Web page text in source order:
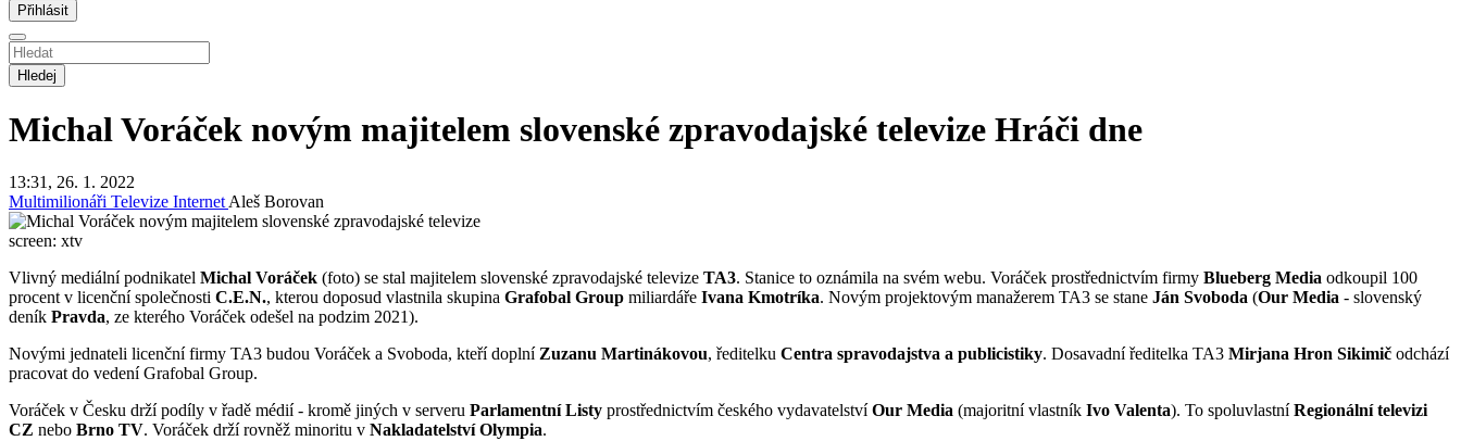
Hledej
Michal Voráček novým majitelem slovenské zpravodajské televize Hráči dne
13:31, 26. 1. 2022
Multimilionáři Televize InternetAleš Borovan
screen: xtv
Vlivný mediální podnikatel Michal Voráček (foto) se stal majitelem slovenské zpravodajské televize TA3. Stanice to oznámila na svém webu. Voráček prostřednictvím firmy Blueberg Media odkoupil 100
procent v licenční společnosti C.E.N., kterou doposud vlastnila skupina Grafobal Group miliardáře Ivana Kmotríka. Novým projektovým manažerem TA3 se stane Ján Svoboda (Our Media - slovenský
deník Pravda, ze kterého Voráček odešel na podzim 2021).
Novými jednateli licenční firmy TA3 budou Voráček a Svoboda, kteří doplníZuzanu Martinákovou, ředitelku Centra spravodajstva a publicistiky. Dosavadní ředitelka TA3 Mirjana Hron Sikimič odchází
pracovat do vedení Grafobal Group.
Voráček v Česku drží podíly v řadě médií - kromě jiných v serveru Parlamentní Listy prostřednictvím českého vydavatelstvíOur Media (majoritní vlastník Ivo Valenta). To spoluvlastníRegionální televizi
CZ nebo Brno TV. Voráček drží rovněž minoritu v Nakladatelství Olympia.